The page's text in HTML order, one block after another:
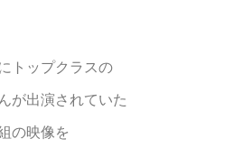
トップクラスの
が出演されていた
の映像を